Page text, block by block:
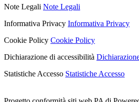
Note Legali Note Legali
Informativa Privacy Informativa Privacy
Cookie Policy Cookie Policy
Dichiarazione di accessibilità
Statistiche Accesso Statistiche Accesso